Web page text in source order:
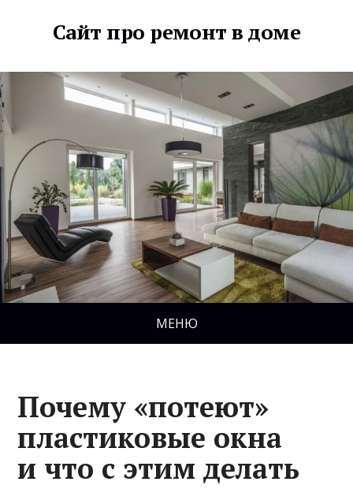
Сайт про ремонт в доме
МЕНЮ
Почему «потеют»
пластиковые окна
и что с этим делать